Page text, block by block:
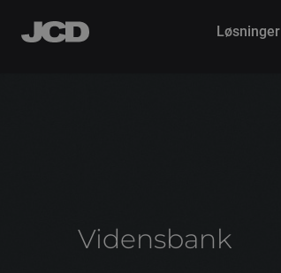
Løsninger
Vidensbank